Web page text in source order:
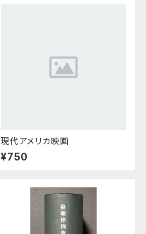
現代アメリカ映画
¥750